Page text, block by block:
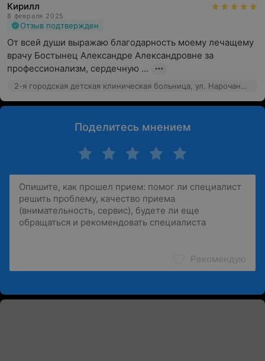
Кирилл
8 февраля 2025
Отзыв подтвержден
От всей души выражаю благодарность моему лечащему
врачу Бостынец Александре Александровне за
профессионализм, сердечную ...
2-я городская детская клиническая больница, ул. Нарочанская, 17
Поделитесь мнением
Рекомендую